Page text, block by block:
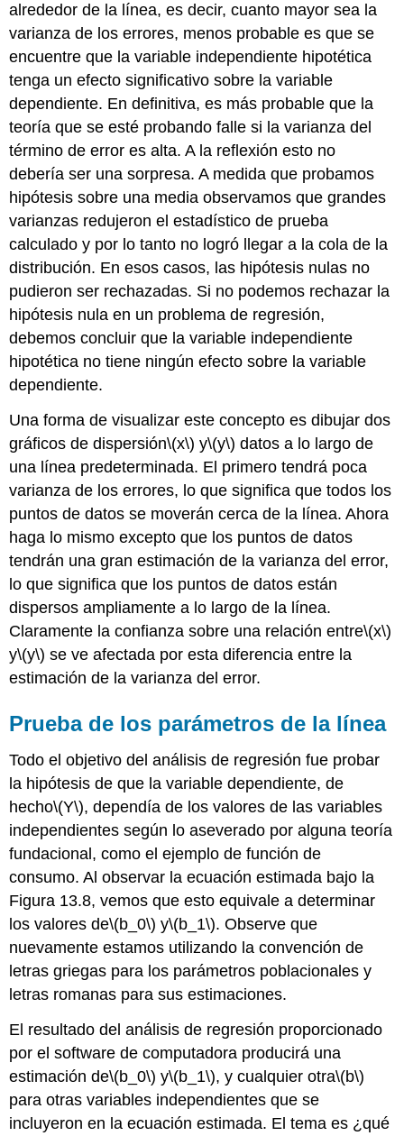
alrededor de la línea, es decir, cuanto mayor sea la
varianza de los errores, menos probable es que se
encuentre que la variable independiente hipotética
tenga un efecto significativo sobre la variable
dependiente. En definitiva, es más probable que la
teoría que se esté probando falle si la varianza del
término de error es alta. A la reflexión esto no
debería ser una sorpresa. A medida que probamos
hipótesis sobre una media observamos que grandes
varianzas redujeron el estadístico de prueba
calculado y por lo tanto no logró llegar a la cola de la
distribución. En esos casos, las hipótesis nulas no
pudieron ser rechazadas. Si no podemos rechazar la
hipótesis nula en un problema de regresión,
debemos concluir que la variable independiente
hipotética no tiene ningún efecto sobre la variable
dependiente.
Una forma de visualizar este concepto es dibujar dos
gráficos de dispersión\(x\) y\(y\) datos a lo largo de
una línea predeterminada. El primero tendrá poca
varianza de los errores, lo que significa que todos los
puntos de datos se moverán cerca de la línea. Ahora
haga lo mismo excepto que los puntos de datos
tendrán una gran estimación de la varianza del error,
lo que significa que los puntos de datos están
dispersos ampliamente a lo largo de la línea.
Claramente la confianza sobre una relación entre\(x\)
y\(y\) se ve afectada por esta diferencia entre la
estimación de la varianza del error.
Prueba de los parámetros de la línea
Todo el objetivo del análisis de regresión fue probar
la hipótesis de que la variable dependiente, de
hecho\(Y\), dependía de los valores de las variables
independientes según lo aseverado por alguna teoría
fundacional, como el ejemplo de función de
consumo. Al observar la ecuación estimada bajo la
Figura 13.8, vemos que esto equivale a determinar
los valores de\(b_0\) y\(b_1\). Observe que
nuevamente estamos utilizando la convención de
letras griegas para los parámetros poblacionales y
letras romanas para sus estimaciones.
El resultado del análisis de regresión proporcionado
por el software de computadora producirá una
estimación de\(b_0\) y\(b_1\), y cualquier otra\(b\)
para otras variables independientes que se
incluyeron en la ecuación estimada. El tema es ¿qué